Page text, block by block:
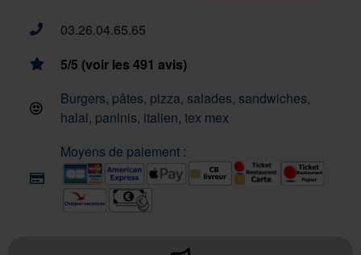
03.26.04.65.65
5/5 (voir les 491 avis)
Burgers, pâtes, pizza, salades, sandwiches,
halal, paninis, italien, tex mex
Moyens de paiement :